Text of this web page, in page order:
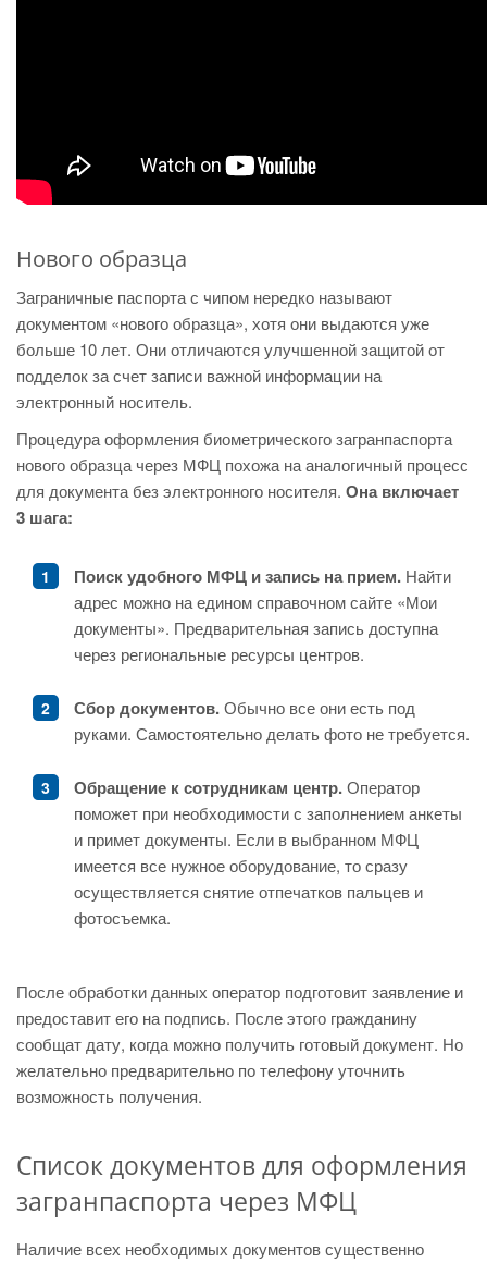
Нового образца
Заграничные паспорта с чипом нередко называют
документом «нового образца», хотя они выдаются уже
больше 10 лет. Они отличаются улучшенной защитой от
подделок за счет записи важной информации на
электронный носитель.
Процедура оформления биометрического загранпаспорта
нового образца через МФЦ похожа на аналогичный процесс
для документа без электронного носителя. Она включает
3 шага:
Поиск удобного МФЦ и запись на прием. Найти
адрес можно на едином справочном сайте «Мои
документы». Предварительная запись доступна
через региональные ресурсы центров.
Сбор документов.Обычно все они есть под
руками. Самостоятельно делать фото не требуется.
Обращение к сотрудникам центр.Оператор
поможет при необходимости с заполнением анкеты
и примет документы. Если в выбранном МФЦ
имеется все нужное оборудование, то сразу
осуществляется снятие отпечатков пальцев и
фотосъемка.
После обработки данных оператор подготовит заявление и
предоставит его на подпись. После этого гражданину
сообщат дату, когда можно получить готовый документ. Но
желательно предварительно по телефону уточнить
возможность получения.
Список документов для оформления
загранпаспорта через МФЦ
Наличие всех необходимых документов существенно